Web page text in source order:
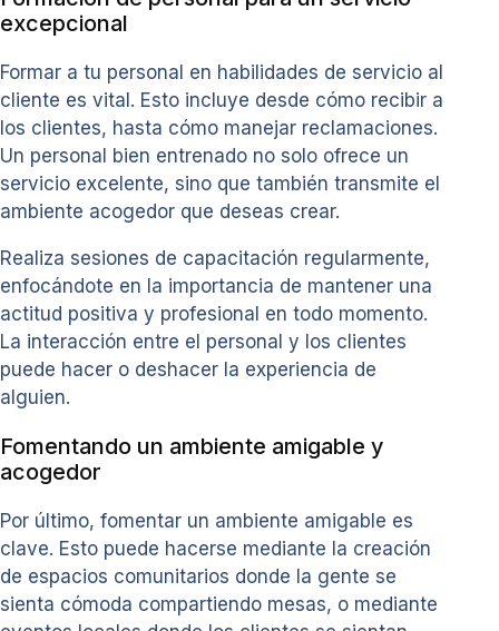
excepcional
Formar a tu personal en habilidades de servicio al
cliente es vital. Esto incluye desde cómo recibir a
los clientes, hasta cómo manejar reclamaciones.
Un personal bien entrenado no solo ofrece un
servicio excelente, sino que también transmite el
ambiente acogedor que deseas crear.
Realiza sesiones de capacitación regularmente,
enfocándote en la importancia de mantener una
actitud positiva y profesional en todo momento.
La interacción entre el personal y los clientes
puede hacer o deshacer la experiencia de
alguien.
Fomentando un ambiente amigable y
acogedor
Por último, fomentar un ambiente amigable es
clave. Esto puede hacerse mediante la creación
de espacios comunitarios donde la gente se
sienta cómoda compartiendo mesas, o mediante